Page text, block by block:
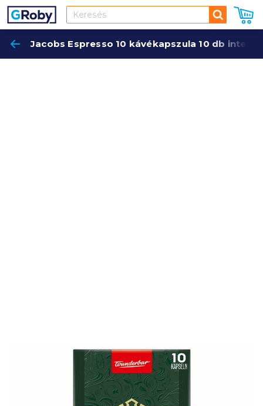
Keresés
Jacobs Espresso 10 kávékapszula 10 db